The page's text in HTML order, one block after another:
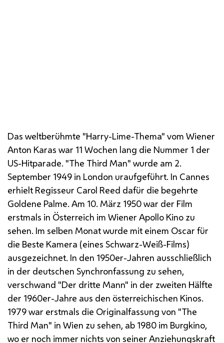
Das weltberühmte "Harry-Lime-Thema" vom Wiener
Anton Karas war 11 Wochen lang die Nummer 1 der
US-Hitparade. "The Third Man" wurde am 2.
September 1949 in London uraufgeführt. In Cannes
erhielt Regisseur Carol Reed dafür die begehrte
Goldene Palme. Am 10. März 1950 war der Film
erstmals in Österreich im Wiener Apollo Kino zu
sehen. Im selben Monat wurde mit einem Oscar für
die Beste Kamera (eines Schwarz-Weiß-Films)
ausgezeichnet. In den 1950er-Jahren ausschließlich
in der deutschen Synchronfassung zu sehen,
verschwand "Der dritte Mann" in der zweiten Hälfte
der 1960er-Jahre aus den österreichischen Kinos.
1979 war erstmals die Originalfassung von "The
Third Man" in Wien zu sehen, ab 1980 im Burgkino,
wo er noch immer nichts von seiner Anziehungskraft